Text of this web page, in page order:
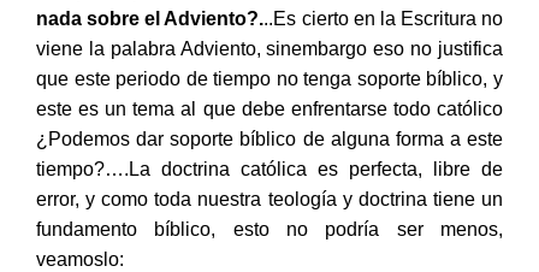
nada sobre el Adviento?...Es cierto en la Escritura no
viene la palabra Adviento, sinembargo eso no justifica
que este periodo de tiempo no tenga soporte bíblico, y
este es un tema al que debe enfrentarse todo católico
¿Podemos dar soporte bíblico de alguna forma a este
tiempo?….La doctrina católica es perfecta, libre de
error, y como toda nuestra teología y doctrina tiene un
fundamento bíblico, esto no podría ser menos,
veamoslo: